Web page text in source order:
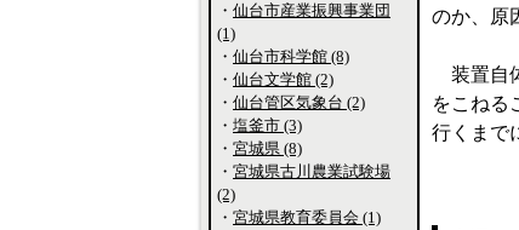
のか、原
装置自
をこねる
行くまで
・ 仙台市産業振興事業団
(1)
・ 仙台市科学館 (8)
・ 仙台文学館 (2)
・ 仙台管区気象台 (2)
・ 塩釜市 (3)
・ 宮城県 (8)
・ 宮城県古川農業試験場
(2)
・ 宮城県教育委員会 (1)